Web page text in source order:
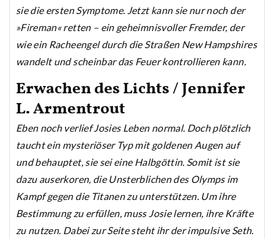
sie die ersten Symptome. Jetzt kann sie nur noch der
»Fireman« retten – ein geheimnisvoller Fremder, der
wie ein Racheengel durch die Straßen New Hampshires
wandelt und scheinbar das Feuer kontrollieren kann.
Erwachen des Lichts / Jennifer
L. Armentrout
Eben noch verlief Josies Leben normal. Doch plötzlich
taucht ein mysteriöser Typ mit goldenen Augen auf
und behauptet, sie sei eine Halbgöttin. Somit ist sie
dazu auserkoren, die Unsterblichen des Olymps im
Kampf gegen die Titanen zu unterstützen. Um ihre
Bestimmung zu erfüllen, muss Josie lernen, ihre Kräfte
zu nutzen. Dabei zur Seite steht ihr der impulsive Seth.